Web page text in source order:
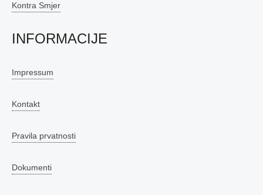
Kontra Smjer
INFORMACIJE
Impressum
Kontakt
Pravila prvatnosti
Dokumenti